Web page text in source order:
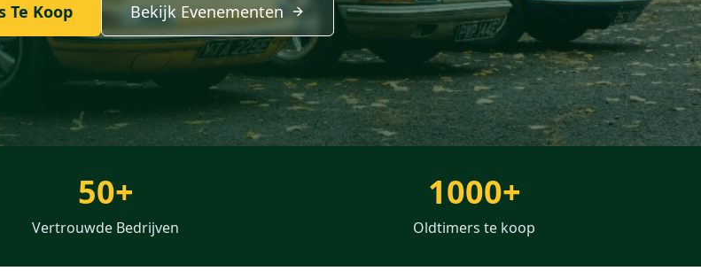
Te Koop Bekijk Evenementen
50+
Vertrouwde Bedrijven
1000+
Oldtimers te koop